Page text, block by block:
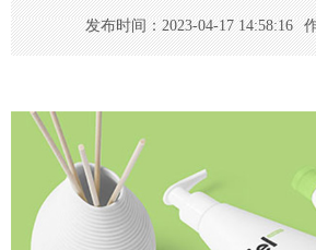
发布时间：2023-04-17 14:58:16